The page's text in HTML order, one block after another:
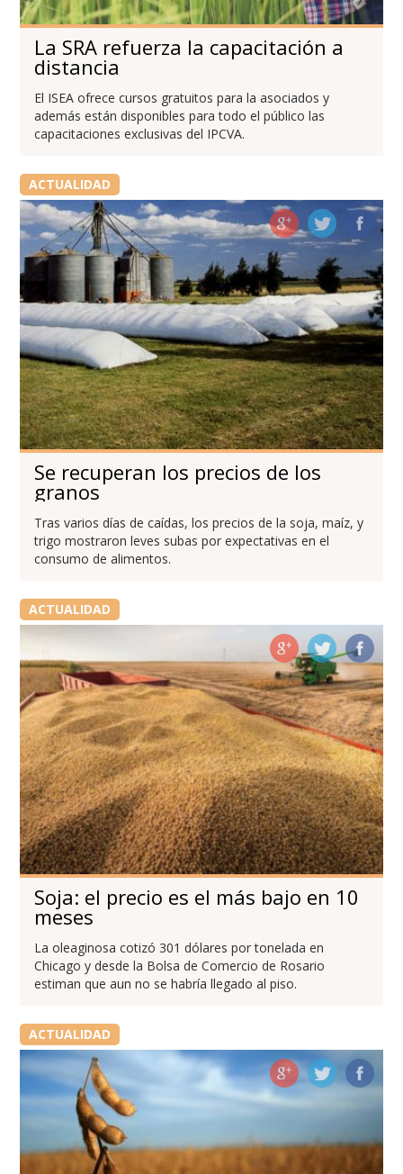
La SRA refuerza la capacitación a
distancia
El ISEA ofrece cursos gratuitos para la asociados y
además están disponibles para todo el público las
capacitaciones exclusivas del IPCVA.
ACTUALIDAD
Se recuperan los precios de los
granos
Tras varios días de caídas, los precios de la soja, maíz, y
trigo mostraron leves subas por expectativas en el
consumo de alimentos.
ACTUALIDAD
Soja: el precio es el más bajo en 10
meses
La oleaginosa cotizó 301 dólares por tonelada en
Chicago y desde la Bolsa de Comercio de Rosario
estiman que aun no se habría llegado al piso.
ACTUALIDAD